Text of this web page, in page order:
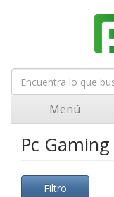
Menú
Pc Gaming
Filtro